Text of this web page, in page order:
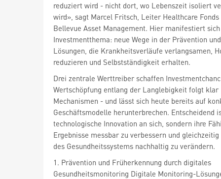
reduziert wird - nicht dort, wo Lebenszeit isoliert
wird», sagt Marcel Fritsch, Leiter Healthcare
Bellevue Asset Management. Hier manifestiert
Investmentthema: neue Wege in der Prävention
Lösungen, die Krankheitsverläufe verlangsamen,
reduzieren und Selbstständigkeit erhalten.
Drei zentrale Werttreiber schaffen
Wertschöpfung entlang der Langlebigkeit folgt
Mechanismen - und lässt sich heute bereits auf
Geschäftsmodelle herunterbrechen. Entscheidend
technologische Innovation an sich, sondern ihre
Ergebnisse messbar zu verbessern und
des Gesundheitssystems nachhaltig zu verändern.
1. Prävention und Früherkennung durch digitales
Gesundheitsmonitoring Digitale Monitoring-